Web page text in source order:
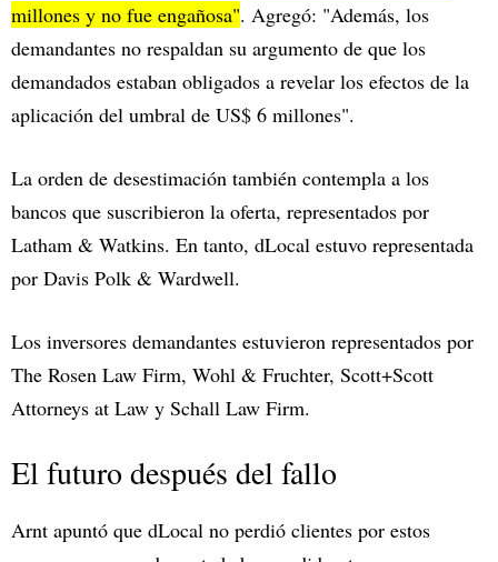
millones y no fue engañosa". Agregó: "Además, los
demandantes no respaldan su argumento de que los
demandados estaban obligados a revelar los efectos de la
aplicación del umbral de US$ 6 millones".
La orden de desestimación también contempla a los
bancos que suscribieron la oferta, representados por
Latham & Watkins. En tanto, dLocal estuvo representada
por Davis Polk & Wardwell.
Los inversores demandantes estuvieron representados por
The Rosen Law Firm, Wohl & Fruchter, Scott+Scott
Attorneys at Law y Schall Law Firm.
El futuro después del fallo
Arnt apuntó que dLocal no perdió clientes por estos